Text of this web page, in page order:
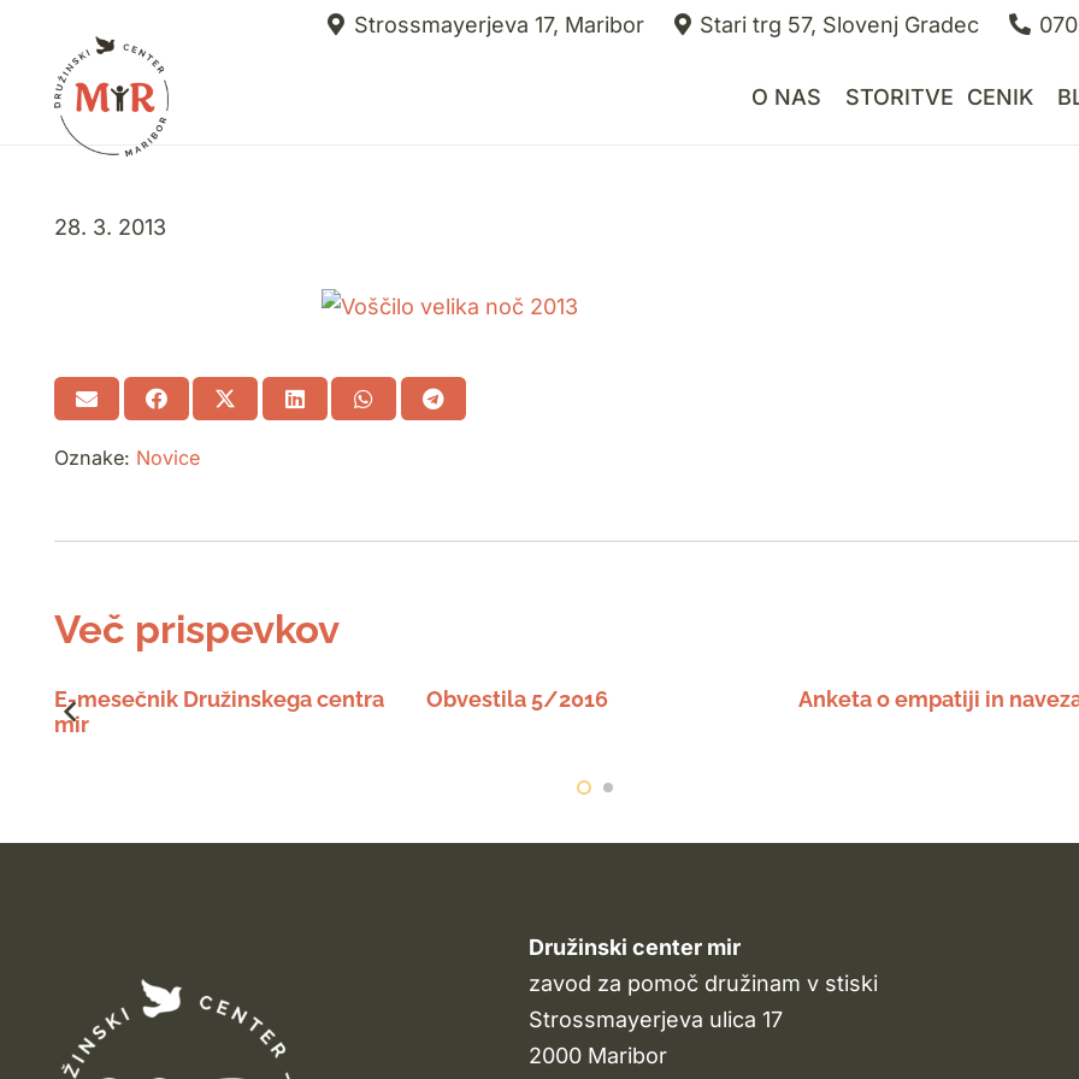
Strossmayerjeva 17, Maribor Stari trg 57, Slovenj Gradec
O NAS STORITVE CENIK
28. 3. 2013
Oznake: Novice
Več prispevkov
E-mesečnik Družinskega centra
mir
Obvestila 5/2016 Anketa o empatiji in
Družinski center mir
zavod za pomoč družinam v stiski
Strossmayerjeva ulica 17
2000 Maribor